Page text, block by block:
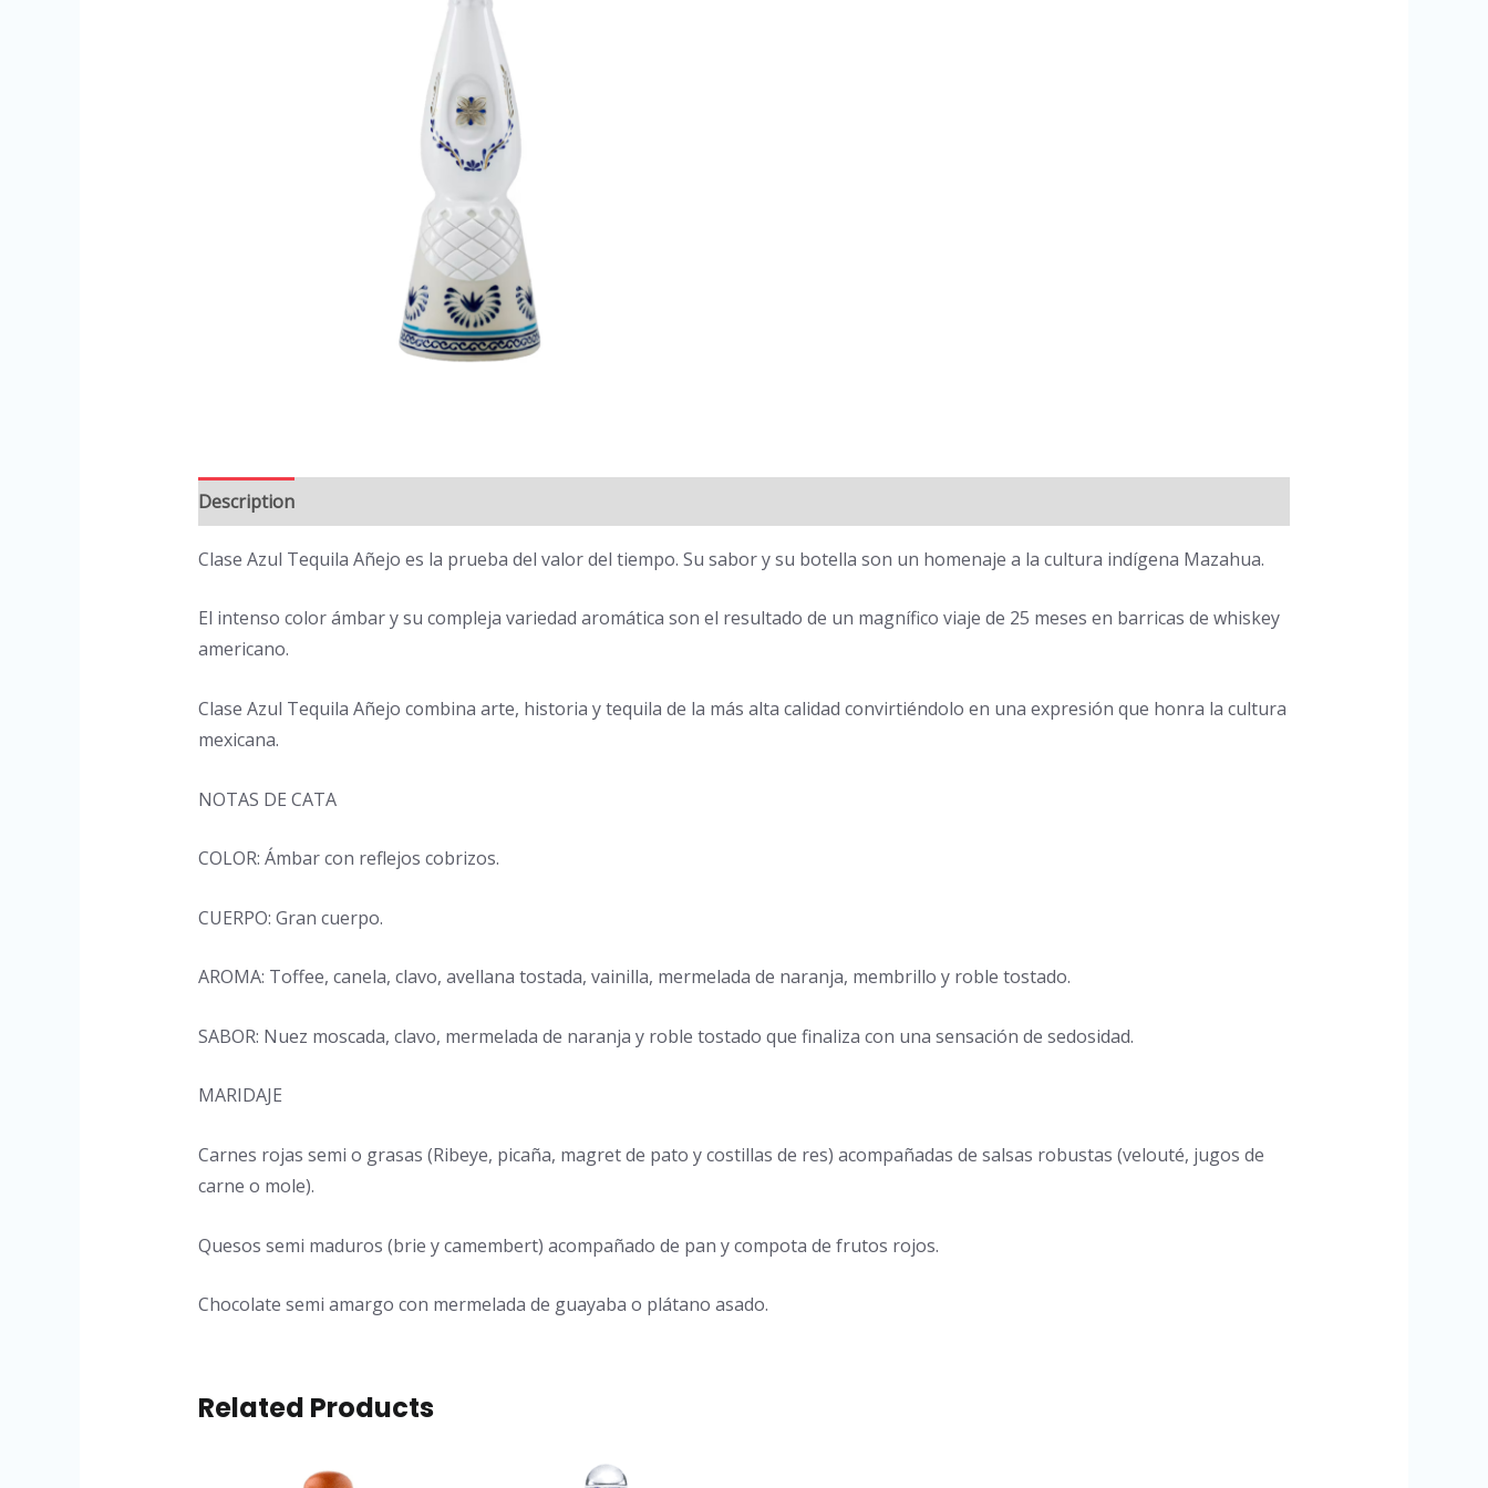
Description
Clase Azul Tequila Añejo es la prueba del valor del tiempo. Su sabor y su botella son un homenaje a la cultura indígena Mazahua.
El intenso color ámbar y su compleja variedad aromática son el resultado de un magnífico viaje de 25 meses en barricas de whiskey
americano.
Clase Azul Tequila Añejo combina arte, historia y tequila de la más alta calidad convirtiéndolo en una expresión que honra la cultura
mexicana.
NOTAS DE CATA
COLOR: Ámbar con reflejos cobrizos.
CUERPO: Gran cuerpo.
AROMA: Toffee, canela, clavo, avellana tostada, vainilla, mermelada de naranja, membrillo y roble tostado.
SABOR: Nuez moscada, clavo, mermelada de naranja y roble tostado que finaliza con una sensación de sedosidad.
MARIDAJE
Carnes rojas semi o grasas (Ribeye, picaña, magret de pato y costillas de res) acompañadas de salsas robustas (velouté, jugos de
carne o mole).
Quesos semi maduros (brie y camembert) acompañado de pan y compota de frutos rojos.
Chocolate semi amargo con mermelada de guayaba o plátano asado.
Related Products